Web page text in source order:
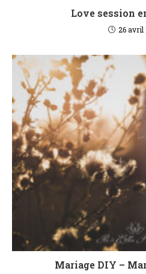
Love session
26 avril
Mariage DIY –